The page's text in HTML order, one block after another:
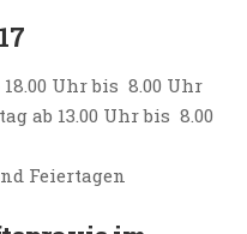
Uhr bis 8.00 Uhr
ab 13.00 Uhr bis 8.00
Feiertagen